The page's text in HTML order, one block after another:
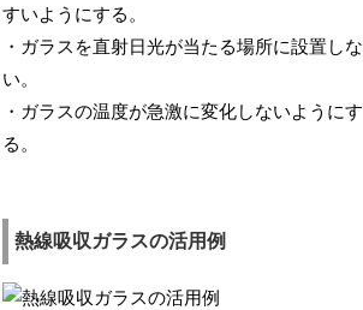
すいようにする。
・ガラスを直射日光が当たる場所に設置しな
い。
・ガラスの温度が急激に変化しないようにす
る。
熱線吸収ガラスの活用例